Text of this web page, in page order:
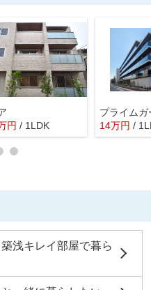
円 / 1LDK
プライム
14万円 /
浅キレイ部屋で暮ら